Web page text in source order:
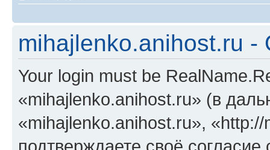
mihajlenko.anihost.ru
Your login must be
«mihajlenko.anihost.ru» (в
«mihajlenko.anihost.ru»,
подтверждаете своё